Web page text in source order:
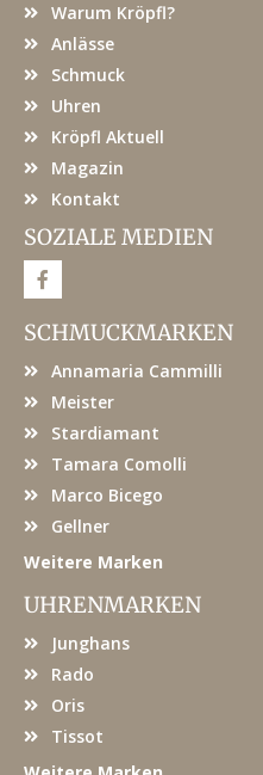
Warum Kröpfl?
Anlässe
Schmuck
Uhren
Kröpfl Aktuell
Magazin
Kontakt
SOZIALE MEDIEN
F
a
e
b
o
SCHMUCKMARKEN
Annamaria Cammilli
Meister
Stardiamant
Tamara Comolli
Marco Bicego
Gellner
Weitere Marken
UHRENMARKEN
Junghans
Rado
Oris
Tissot